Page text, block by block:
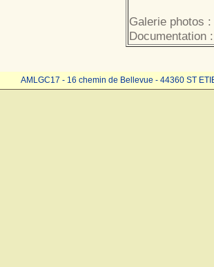
Galerie photos :
Documentation :
AMLGC17 - 16 chemin de Bellevue - 44360 ST